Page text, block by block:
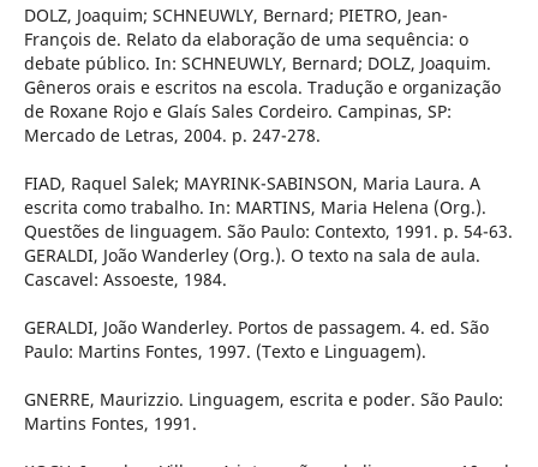
DOLZ, Joaquim; SCHNEUWLY, Bernard; PIETRO, Jean-
François de. Relato da elaboração de uma sequência: o
debate público. In: SCHNEUWLY, Bernard; DOLZ, Joaquim.
Gêneros orais e escritos na escola. Tradução e organização
de Roxane Rojo e Glaís Sales Cordeiro. Campinas, SP:
Mercado de Letras, 2004. p. 247-278.
FIAD, Raquel Salek; MAYRINK-SABINSON, Maria Laura. A
escrita como trabalho. In: MARTINS, Maria Helena (Org.).
Questões de linguagem. São Paulo: Contexto, 1991. p. 54-63.
GERALDI, João Wanderley (Org.). O texto na sala de aula.
Cascavel: Assoeste, 1984.
GERALDI, João Wanderley. Portos de passagem. 4. ed. São
Paulo: Martins Fontes, 1997. (Texto e Linguagem).
GNERRE, Maurizzio. Linguagem, escrita e poder. São Paulo:
Martins Fontes, 1991.